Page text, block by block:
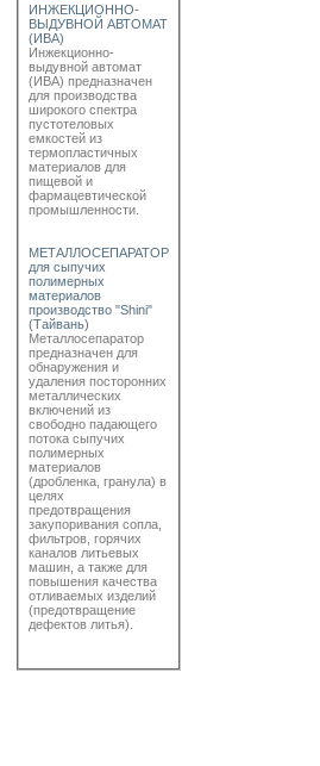
ИНЖЕКЦИОННО-
ВЫДУВНОЙ АВТОМАТ
(ИВА)
Инжекционно-
выдувной автомат
(ИВА) предназначен
для производства
широкого спектра
пустотеловых
емкостей из
термопластичных
материалов для
пищевой и
фармацевтической
промышленности.
МЕТАЛЛОСЕПАРАТОР
для сыпучих
полимерных
материалов
производство "Shini"
(Тайвань)
Металлосепаратор
предназначен для
обнаружения и
удаления посторонних
металлических
включений из
свободно падающего
потока сыпучих
полимерных
материалов
(дробленка, гранула) в
целях
предотвращения
закупоривания сопла,
фильтров, горячих
каналов литьевых
машин, а также для
повышения качества
отливаемых изделий
(предотвращение
дефектов литья).